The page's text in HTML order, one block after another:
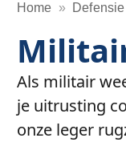
Home » Defensie
Als militair
je uitrusting
onze leger